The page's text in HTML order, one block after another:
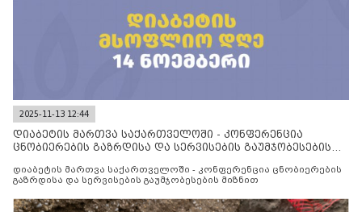
2025-11-13 12:44
დიაბეტის მართვა საქართველოში - კონფერენცია
ცნობიერების გაზრდისა და სერვისების გაუმჯობესების
დიაბეტის მართვა საქართველოში - კონფერენცია ცნობიერების
გაზრდისა და სერვისების გაუმჯობესების მიზნით